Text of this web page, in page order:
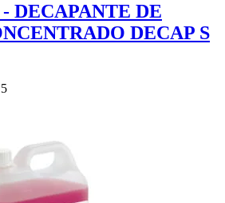
DECAPANTE DE
DECAP S